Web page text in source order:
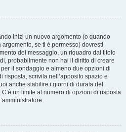
inizi un nuovo argomento (o quando
se ti è permesso) dovresti
del messaggio, un riquadro dal titolo
probabilmente non hai il diritto di creare
il sondaggio e almeno due opzioni di
risposta, scrivila nell’apposito spazio e
anche stabilire i giorni di durata del
un limite al numero di opzioni di risposta